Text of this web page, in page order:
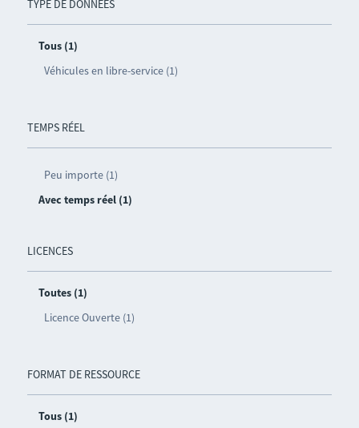
TYPE DE DONNÉES
Tous (1)
Véhicules en libre-service (1)
TEMPS RÉEL
Peu importe (1)
Avec temps réel (1)
LICENCES
Toutes (1)
Licence Ouverte (1)
FORMAT DE RESSOURCE
Tous (1)